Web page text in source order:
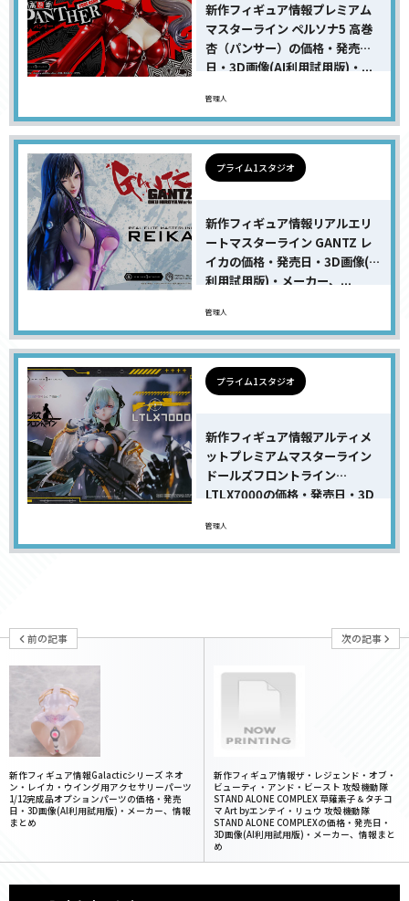
新作フィギュア情報プレミアム
マスターライン ペルソナ5 高巻
杏（パンサー）の価格・発売
日・3D画像(AI利用試用版)・...
管理人
プライム1スタジオ
新作フィギュア情報リアルエリ
ートマスターライン GANTZ レ
イカの価格・発売日・3D画像(AI
利用試用版)・メーカー、...
管理人
プライム1スタジオ
新作フィギュア情報アルティメ
ットプレミアムマスターライン
ドールズフロントライン
LTLX7000の価格・発売日・3D
管理人
前の記事
新作フィギュア情報Galacticシリーズ ネオ
ン・レイカ・ウイング用アクセサリーパーツ
1/12完成品オプションパーツの価格・発売
日・3D画像(AI利用試用版)・メーカー、情報
まとめ
次の記事
新作フィギュア情報ザ・レジェンド・オブ・
ビューティ・アンド・ビースト 攻殻機動隊
STAND ALONE COMPLEX 草薙素子＆タチコ
マ Art byエンテイ・リュウ 攻殻機動隊
STAND ALONE COMPLEXの価格・発売日・
3D画像(AI利用試用版)・メーカー、情報まと
め